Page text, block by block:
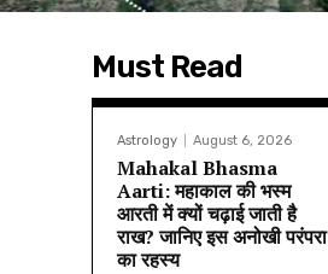
Must Read
Astrology August 6, 2026
Mahakal Bhasma
Aarti: महाकाल की भस्म
आरती में क्यों चढ़ाई जाती है
राख? जानिए इस अनोखी परंपरा
का रहस्य